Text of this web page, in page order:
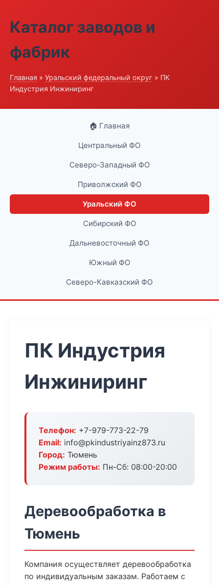
Каталог заводов и
фабрик
Главная » Уральский федеральный округ » ПК
Индустрия Инжиниринг
🏠 Главная
Центральный ФО
Северо-Западный ФО
Приволжский ФО
Уральский ФО
Сибирский ФО
Дальневосточный ФО
Южный ФО
Северо-Кавказский ФО
ПК Индустрия
Инжиниринг
Телефон: +7-979-773-22-79
Email: info@pkindustriyainz873.ru
Город: Тюмень
Режим работы: Пн-Сб: 08:00-20:00
Деревообработка в
Тюмень
Компания осуществляет деревообработка
по индивидуальным заказам. Работаем с